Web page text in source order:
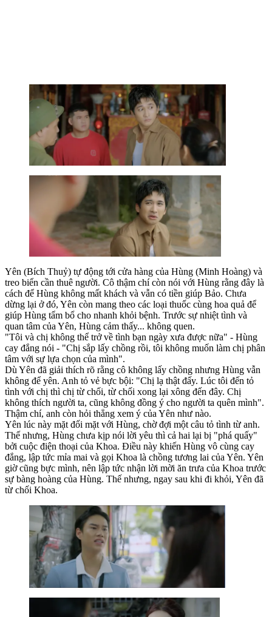
Yên (Bích Thuỷ) tự động tới cửa hàng của Hùng (Minh Hoàng) và
treo biển cần thuê người. Cô thậm chí còn nói với Hùng rằng đây là
cách để Hùng không mất khách và vẫn có tiền giúp Bảo. Chưa
dừng lại ở đó, Yên còn mang theo các loại thuốc cùng hoa quả để
giúp Hùng tẩm bổ cho nhanh khỏi bệnh. Trước sự nhiệt tình và
quan tâm của Yên, Hùng cảm thấy... không quen.
"Tôi và chị không thể trở về tình bạn ngày xưa được nữa" - Hùng
cay đắng nói - "Chị sắp lấy chồng rồi, tôi không muốn làm chị phân
tâm với sự lựa chọn của mình".
Dù Yên đã giải thích rõ rằng cô không lấy chồng nhưng Hùng vẫn
không để yên. Anh tỏ vẻ bực bội: "Chị lạ thật đấy. Lúc tôi đến tỏ
tình với chị thì chị từ chối, từ chối xong lại xông đến đây. Chị
không thích người ta, cũng không đồng ý cho người ta quên mình".
Thậm chí, anh còn hỏi thẳng xem ý của Yên như nào.
Yên lúc này mặt đối mặt với Hùng, chờ đợi một câu tỏ tình từ anh.
Thế nhưng, Hùng chưa kịp nói lời yêu thì cả hai lại bị "phá quấy"
bởi cuộc điện thoại của Khoa. Điều này khiến Hùng vô cùng cay
đắng, lập tức mỉa mai và gọi Khoa là chồng tương lai của Yên. Yên
giờ cũng bực mình, nên lập tức nhận lời mời ăn trưa của Khoa trước
sự bàng hoàng của Hùng. Thế nhưng, ngay sau khi đi khỏi, Yên đã
từ chối Khoa.